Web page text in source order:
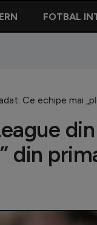
FOTBAL
Ce echipe mai
din
din